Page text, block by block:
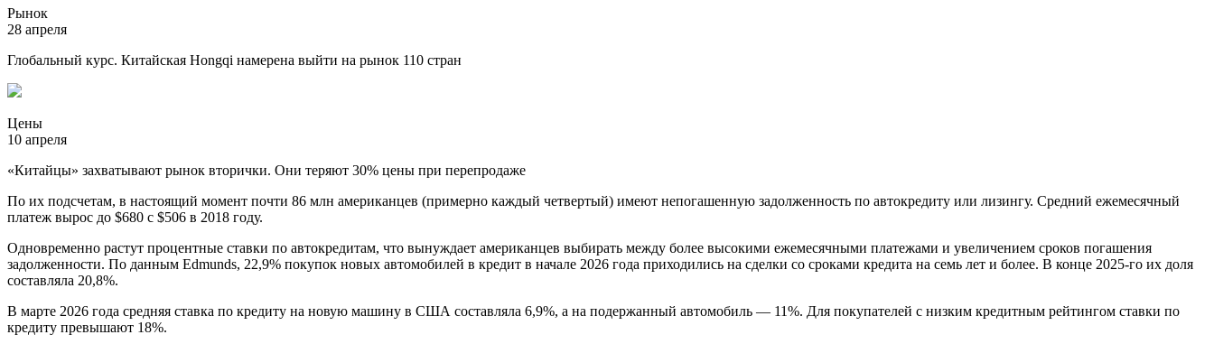
Рынок
28 апреля
Глобальный курс. Китайская Hongqi намерена выйти на рынок 110 стран
Цены
10 апреля
«Китайцы» захватывают рынок вторички. Они теряют 30% цены при перепродаже
По их подсчетам, в настоящий момент почти 86 млн американцев (примерно каждый четвертый) имеют непогашенную задолженность по автокредиту или лизингу. Средний ежемесячный
платеж вырос до $680 с $506 в 2018 году.
Одновременно растут процентные ставки по автокредитам, что вынуждает американцев выбирать между более высокими ежемесячными платежами и увеличением сроков погашения
задолженности. По данным Edmunds, 22,9% покупок новых автомобилей в кредит в начале 2026 года приходились на сделки со сроками кредита на семь лет и более. В конце 2025-го их доля
составляла 20,8%.
В марте 2026 года средняя ставка по кредиту на новую машину в США составляла 6,9%, а на подержанный автомобиль — 11%. Для покупателей с низким кредитным рейтингом ставки по
кредиту превышают 18%.